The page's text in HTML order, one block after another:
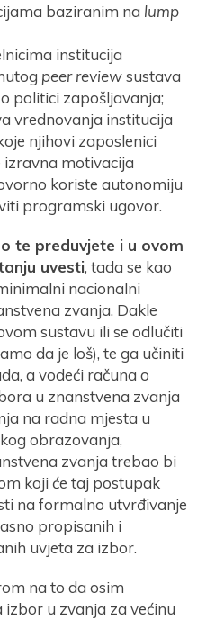
baziranim na lump
institucija
peer reviewsustava
politici zapošljavanja;
vrednovanja institucija
njihovi zaposlenici
izravna motivacija
koriste autonomiju
programski ugovor.
te preduvjete i u ovom
uvesti, tada se kao
nacionalni
zvanja. Dakle
sustavu ili se odlučiti
da je loš), te ga učiniti
a vodeći računa o
u znanstvena zvanja
na radna mjesta u
obrazovanja,
zvanja trebao bi
koji će taj postupak
na formalno utvrđivanje
propisanih i
uvjeta za izbor.
na to da osim
u zvanja za većinu